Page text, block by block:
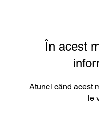
În acest
Atunci când acest
le